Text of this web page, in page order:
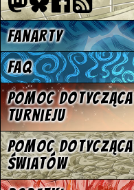
Fanarty
FAQ
Pomoc dotycząca
turnieju
Pomoc dotycząca
światów